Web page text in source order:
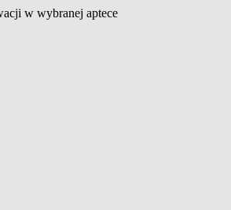
w wybranej aptece